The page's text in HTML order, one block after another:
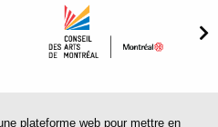
plateforme web pour mettre en